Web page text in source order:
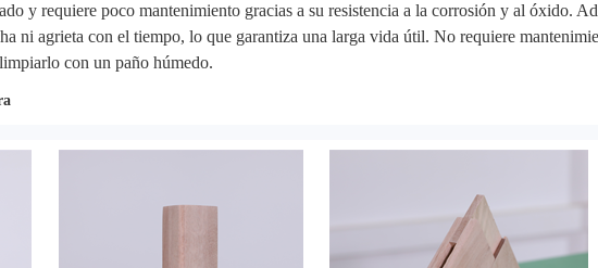
y requiere poco mantenimiento gracias a su resistencia a la corrosión y al óxido.
ni agrieta con el tiempo, lo que garantiza una larga vida útil. No requiere
con un paño húmedo.